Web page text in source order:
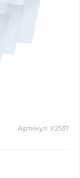
Артикул: У253Т